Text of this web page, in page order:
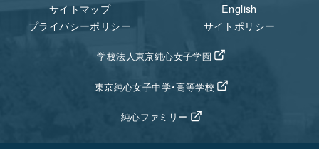
サイトマップ
English
プライバシーポリシー
サイトポリシー
学校法人東京純心女子学園
東京純心女子中学・高等学校
純心ファミリー